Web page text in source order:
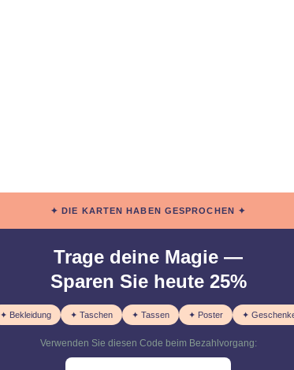
✦ DIE KARTEN HABEN GESPROCHEN ✦
Trage deine Magie —
Sparen Sie heute 25%
✦ Bekleidung ✦ Taschen ✦ Tassen ✦ Poster ✦
Verwenden Sie diesen Code beim Bezahlvorgang: